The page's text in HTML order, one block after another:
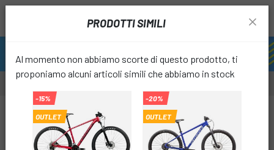
PRODOTTI SIMILI
Al momento non abbiamo scorte di questo prodotto, ti
proponiamo alcuni articoli simili che abbiamo in stock
-15%
OUTLET
-20%
OUTLET